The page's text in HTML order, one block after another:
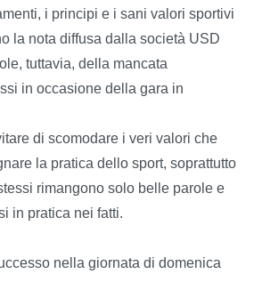
i principi e i sani valori sportivi
la nota diffusa dalla società USD
tuttavia, della mancata
in occasione della gara in
di scomodare i veri valori che
la pratica dello sport, soprattutto
rimangono solo belle parole e
in pratica nei fatti.
nella giornata di domenica